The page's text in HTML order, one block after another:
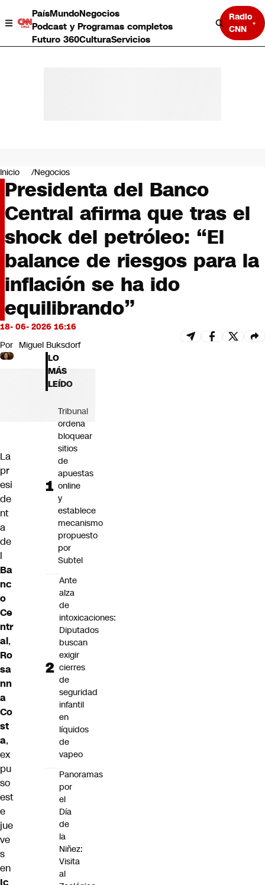
PaísMundoNegocios
Podcast y Programas completos
Futuro 360CulturaServicios
Radio
CNN
Negocios
Deportes
Programas completos
Cultura
Servicios
Bits
CNN tiempo
Futuro 360
Opinión
Inicio Negocios
Presidenta del Banco
Central afirma que tras el
shock del petróleo: “El
balance de riesgos para la
inflación se ha ido
equilibrando”
18- 06- 2026 16:16
Por Miguel Buksdorf
La
pr
esi
de
nt
a
de
l
Ba
nc
o
Ce
ntr
al,
Ro
sa
nn
a
Co
st
a,
ex
pu
so
est
e
jue
ve
s
en
Ic
LO
MÁS
LEÍDO
Tribunal
ordena
bloquear
sitios
de
apuestas
online
y
establece
mecanismo
propuesto
por
Subtel
Ante
alza
de
intoxicaciones:
Diputados
buscan
exigir
cierres
de
seguridad
infantil
en
líquidos
de
vapeo
Panoramas
por
el
Día
de
la
Niñez:
Visita
al